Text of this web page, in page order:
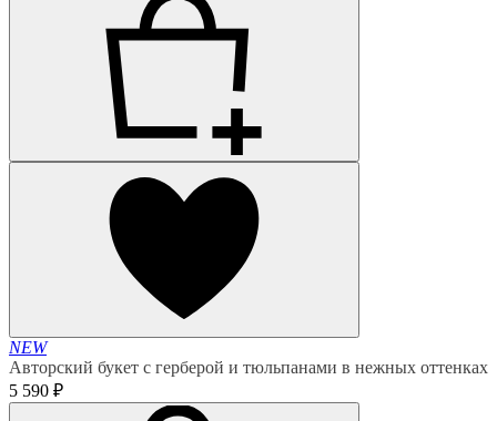
NEW
Авторский букет с герберой и тюльпанами в нежных оттенках
5 590 ₽